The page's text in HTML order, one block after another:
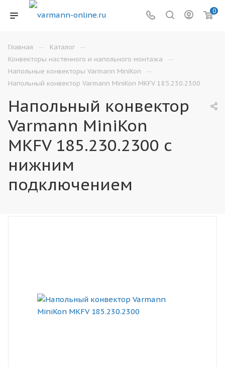
0
Главная — Каталог —
Конвекторы настенного и напольного монтажа —
Напольные конвекторы Varmann MiniKon —
Напольный конвектор Varmann MiniKon MKFV 185.230.2300
Напольный конвектор
Varmann MiniKon
MKFV 185.230.2300 с
нижним
подключением